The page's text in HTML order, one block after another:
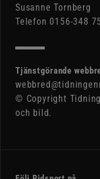
Susanne Tornberg
Telefon 0156-348 75
Tjänstgörande
© Copyright
och bild.